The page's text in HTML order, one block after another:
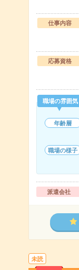
仕事内容
応募資格
職場の雰囲気
年齢層
職場の様子
派遣会社
未読